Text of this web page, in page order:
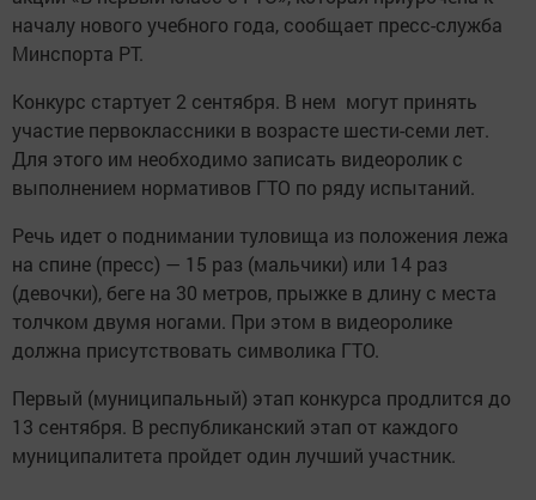
началу нового учебного года, сообщает пресс-служба
Минспорта РТ.
Конкурс стартует 2 сентября. В нем могут принять
участие первоклассники в возрасте шести-семи лет.
Для этого им необходимо записать видеоролик с
выполнением нормативов ГТО по ряду испытаний.
Речь идет о поднимании туловища из положения лежа
на спине (пресс) — 15 раз (мальчики) или 14 раз
(девочки), беге на 30 метров, прыжке в длину с места
толчком двумя ногами. При этом в видеоролике
должна присутствовать символика ГТО.
Первый (муниципальный) этап конкурса продлится до
13 сентября. В республиканский этап от каждого
муниципалитета пройдет один лучший участник.